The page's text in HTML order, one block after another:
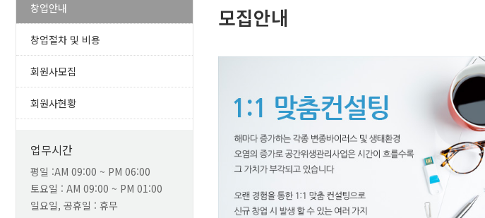
창업안내
창업절차 및 비용
회원사모집
회원사현황
업무시간
평일 :AM 09:00 ~ PM 06:00
토요일 : AM 09:00 ~ PM 01:00
일요일, 공휴일 : 휴무
모집안내